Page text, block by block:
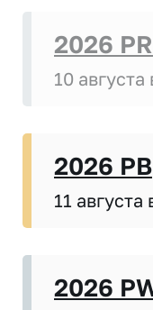
2026 PR
10 августа
2026 PB
11 августа
2026